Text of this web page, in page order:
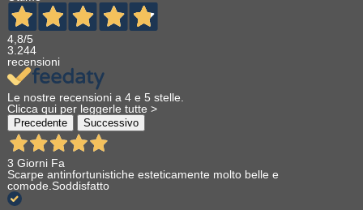
4,8/5
3.244
recensioni
Le nostre recensioni a 4 e 5 stelle.
Clicca qui per leggerle tutte >
Precedente Successivo
3 Giorni Fa
Scarpe antinfortunistiche esteticamente molto belle e
comode.Soddisfatto